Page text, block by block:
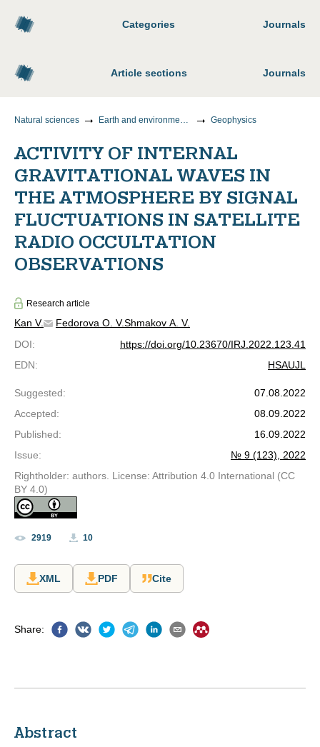
Categories Journals
Article sections Journals
Natural sciences Earth and environmental sciences Geophysics
ACTIVITY OF INTERNAL
GRAVITATIONAL WAVES IN
THE ATMOSPHERE BY SIGNAL
FLUCTUATIONS IN SATELLITE
RADIO OCCULTATION
OBSERVATIONS
Research article
Kan V. Fedorova O. V.Shmakov A. V.
DOI:
https://doi.org/10.23670/IRJ.2022.123.41
EDN: HSAUJL
Suggested:
07.08.2022
Accepted:
08.09.2022
Published:
16.09.2022
Issue:
№ 9 (123), 2022
Rightholder: authors. License: Attribution 4.0 International (CC
BY 4.0)
2919 10
XML PDF Cite
Share:
Abstract